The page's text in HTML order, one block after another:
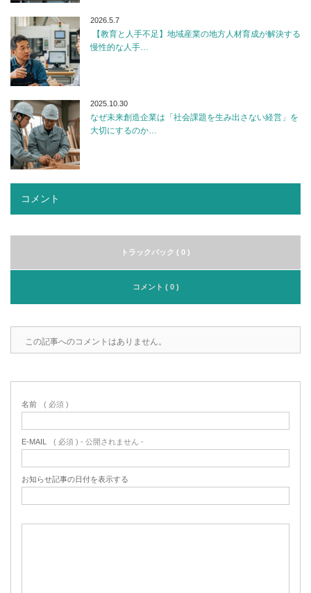
2026.5.7
【教育と人手不足】地域産業の地方人材育成が解決する
慢性的な人手…
2025.10.30
なぜ未来創造企業は「社会課題を生み出さない経営」を
大切にするのか…
コメント
トラックバック ( 0 )
コメント ( 0 )
この記事へのコメントはありません。
名前 ( 必須 )
E-MAIL ( 必須 ) - 公開されません -
お知らせ記事の日付を表示する